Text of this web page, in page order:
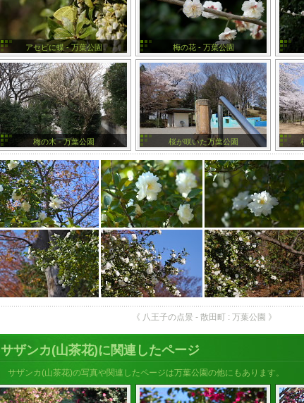
アセビに蝶 - 万葉公園 梅の花 - 万葉公園
梅の木 - 万葉公園 桜が咲いた万葉公園
《 八王子の点景 - 散田町 : 万葉公園 》
サザンカ(山茶花)に関連したページ
サザンカ(山茶花)の写真や関連したページは万葉公園の他にもあります。